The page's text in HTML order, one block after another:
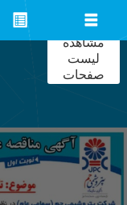
مشاهده
لیست
صفحات